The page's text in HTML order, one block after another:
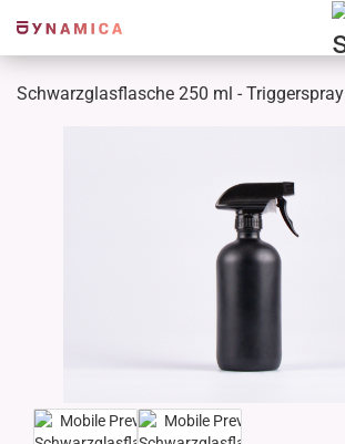
Schwarzglasflasche 250 ml - Triggerspray